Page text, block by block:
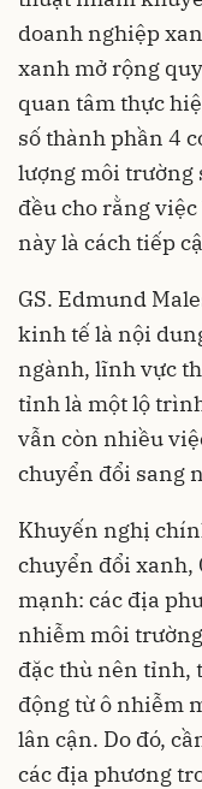
doanh nghiệp
xanh mở rộng
quan tâm thực
số thành phần 4
lượng môi trường
đều cho rằng
này là cách tiếp
GS. Edmund
kinh tế là nội
ngành, lĩnh vực
tỉnh là một lộ
vẫn còn nhiều
chuyển đổi sang
Khuyến nghị
chuyển đổi xanh,
mạnh: các địa
nhiễm môi
đặc thù nên tỉnh,
động từ ô nhiễm
lân cận. Do đó,
các địa phương